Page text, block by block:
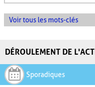
Voir tous les mots-clés
DÉROULEMENT DE
Sporadiques